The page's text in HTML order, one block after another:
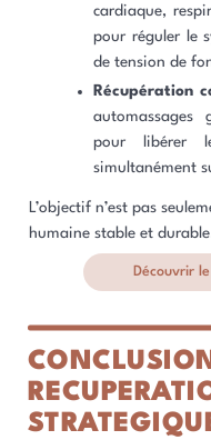
cardiaque,
pour réguler le
de tension de
Récupération
pour libérer
simultanément
L’objectif n’est pas
humaine stable et
Découvrir